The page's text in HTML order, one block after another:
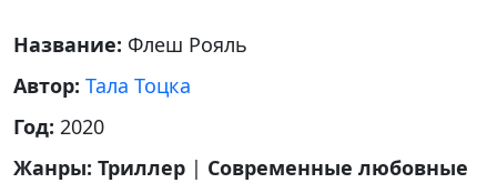
Название: Флеш Рояль
Автор: Тала Тоцка
Год: 2020
Жанры: Триллер | Современные любовные